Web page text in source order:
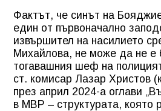
Фактът, че синът на
един от първоначално
извършител на насилието
Михайлова, не може да не е
тогавашния шеф на
ст. комисар Лазар Христов
през април 2024-а оглави
в МВР – структурата, която